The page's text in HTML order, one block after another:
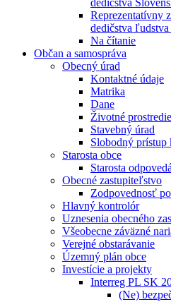
dedičstva
Reprezentatívny
dedičstva
Na čítanie
Občan a samospráva
Obecný úrad
Kontaktné údaje
Matrika
Dane
Životné prostredie
Stavebný úrad
Slobodný prístup
Starosta obce
Starosta odpovedá
Obecné zastupiteľstvo
Zodpovednosť
Hlavný kontrolór
Uznesenia obecného
Všeobecne záväzné
Verejné obstarávanie
Územný plán obce
Investície a projekty
Interreg PL SK
(Ne)